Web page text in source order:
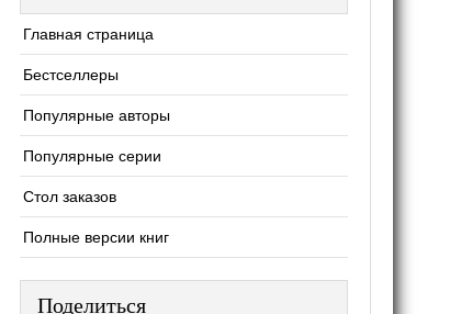
Главная страница
Бестселлеры
Популярные авторы
Популярные серии
Стол заказов
Полные версии книг
Поделиться